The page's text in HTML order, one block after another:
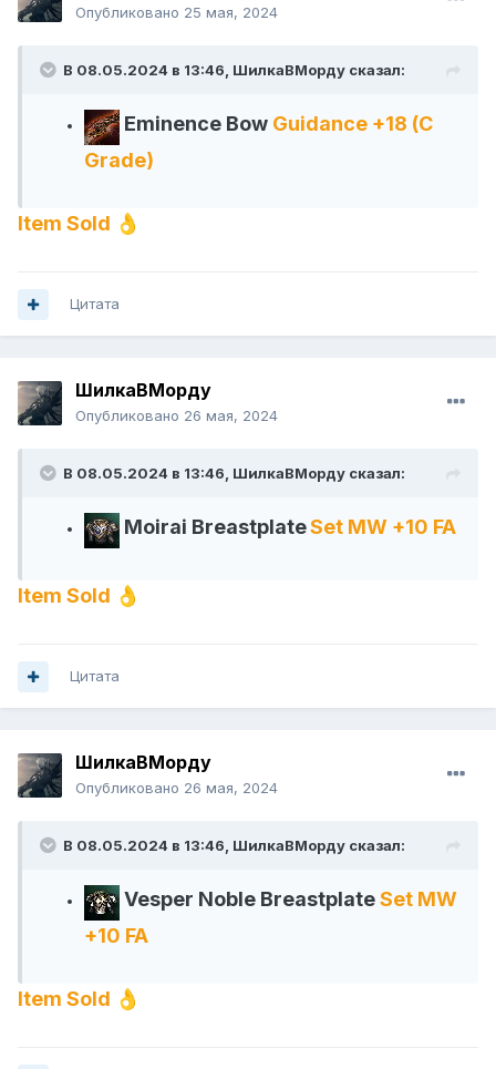
Опубликовано 25 мая, 2024
В 08.05.2024 в 13:46, ШилкаВМорду сказал:
Eminence Bow Guidance +18 (C
Grade)
Item Sold 👌
Цитата
ШилкаВМорду
Опубликовано 26 мая, 2024
В 08.05.2024 в 13:46, ШилкаВМорду сказал:
Moirai BreastplateSet MW +10 FA
Item Sold 👌
Цитата
ШилкаВМорду
Опубликовано 26 мая, 2024
В 08.05.2024 в 13:46, ШилкаВМорду сказал:
Vesper Noble BreastplateSet MW
+10 FA
Item Sold 👌